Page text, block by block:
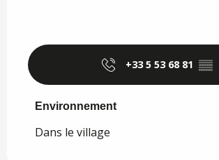
+33 5 53 68 81 ▒▒
Environnement
Environnement
Dans le village